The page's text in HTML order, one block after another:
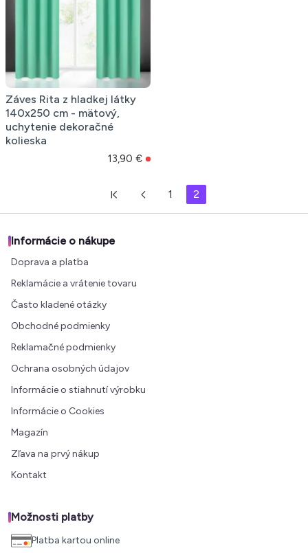
Záves Rita z hladkej látky
140x250 cm - mätový,
uchytenie dekoračné
kolieska
13,90 €
1 2
Informácie o nákupe
Doprava a platba
Reklamácie a vrátenie tovaru
Často kladené otázky
Obchodné podmienky
Reklamačné podmienky
Ochrana osobných údajov
Informácie o stiahnutí výrobku
Informácie o Cookies
Magazín
Zľava na prvý nákup
Kontakt
Možnosti platby
Platba kartou online